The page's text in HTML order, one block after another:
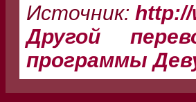
Источник: http://
Другой
программы